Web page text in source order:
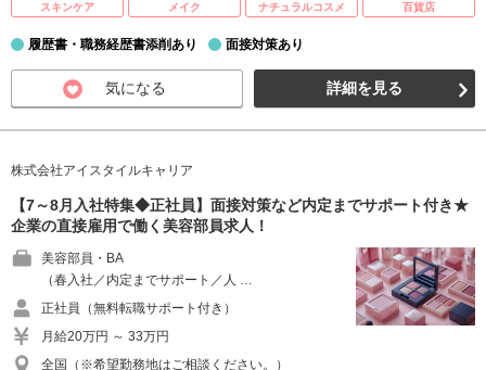
スキンケア
メイク ナチュラルコスメ 百貨店
履歴書・職務経歴書添削あり 面接対策あり
気になる 詳細を見る
株式会社アイスタイルキャリア
【7～8月入社特集◆正社員】面接対策など内定までサポート付き★
企業の直接雇用で働く美容部員求人！
美容部員・BA
（春入社／内定までサポート／人 …
正社員（無料転職サポート付き）
月給20万円 ～ 33万円
全国（※希望勤務地はご相談ください。）